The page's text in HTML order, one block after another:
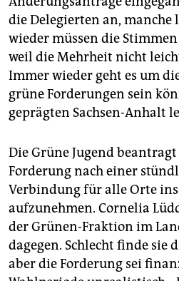
die Delegierten an, manche
wieder müssen die
weil die Mehrheit nicht
Immer wieder geht es um
grüne Forderungen sein
geprägten Sachsen-Anhalt
Die Grüne Jugend
Forderung nach einer
Verbindung für alle Orte
aufzunehmen. Cornelia
der Grünen-Fraktion im
dagegen. Schlecht finde sie
aber die Forderung sei